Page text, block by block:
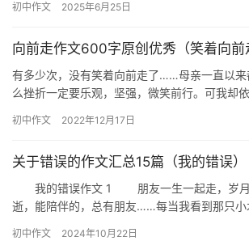
验：…
初中作文 2025年6月25日
向前走作文600字原创优秀（笑着向前
有多少次，没有笑着向前走了……母亲一直以
么挫折一定要乐观，坚强，微笑前行。可我却
上…
初中作文 2022年12月17日
关于错误的作文汇总15篇（我的错误）
我的错误作文 1 朋友一生一起走，岁月
逝，能陪伴的，总有朋友……每当我看到那只小
初中作文 2024年10月22日